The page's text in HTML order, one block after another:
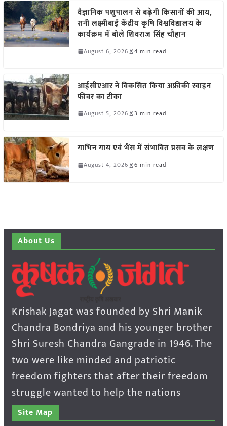
वैज्ञानिक पशुपालन से बढ़ेगी किसानों की आय,
रानी लक्ष्मीबाई केंद्रीय कृषि विश्वविद्यालय के
कार्यक्रम में बोले शिवराज सिंह चौहान
August 6, 2026 4 min read
आईसीएआर ने विकसित किया अफ्रीकी स्वाइन
फीवर का टीका
August 5, 2026 3 min read
गाभिन गाय एवं भैंस में संभावित प्रसव के लक्षण
August 4, 2026 6 min read
About Us
Krishak Jagat was founded by Shri Manik
Chandra Bondriya and his younger brother
Shri Suresh Chandra Gangrade in 1946. The
two were like minded and patriotic
freedom fighters that after their freedom
struggle wanted to help the nations
Site Map